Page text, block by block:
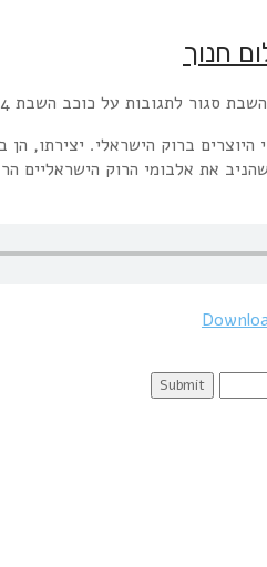
מוכר שיתוף הפעולה